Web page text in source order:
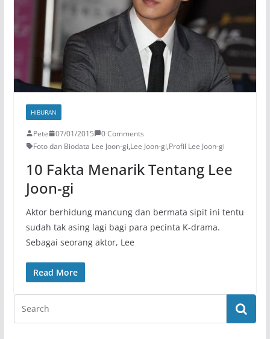
HIBURAN
Pete 07/01/2015
0 Comments
Foto dan Biodata Lee Joon-gi,Lee Joon-gi,Profil Lee Joon-gi
10 Fakta Menarik Tentang Lee
Joon-gi
Aktor berhidung mancung dan bermata sipit ini tentu
sudah tak asing lagi bagi para pecinta K-drama.
Sebagai seorang aktor, Lee
Read More